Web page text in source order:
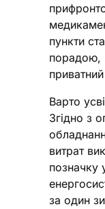
пункти
порадою,
Варто
Згідно з
витрат
позначку
за один